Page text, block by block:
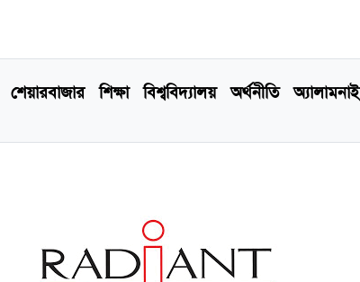
শেয়ারবাজার শিক্ষা বিশ্ববিদ্যালয় অর্থনীতি অ্যালামনাই